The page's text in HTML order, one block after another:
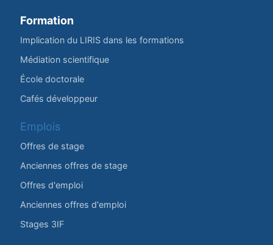
Formation
Implication du LIRIS dans les formations
Médiation scientifique
École doctorale
Cafés développeur
Emplois
Offres de stage
Anciennes offres de stage
Offres d'emploi
Anciennes offres d'emploi
Stages 3IF